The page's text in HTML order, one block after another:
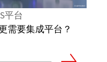
平台
需要集成平台？